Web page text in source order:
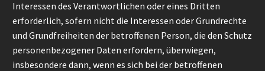
Interessen des Verantwortlichen oder eines Dritten
erforderlich, sofern nicht die Interessen oder Grundrechte
und Grundfreiheiten der betroffenen Person, die den Schutz
personenbezogener Daten erfordern, überwiegen,
insbesondere dann, wenn es sich bei der betroffenen